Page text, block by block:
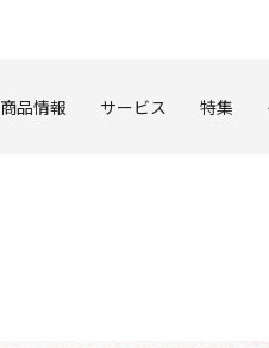
商品情報 サービス 特集